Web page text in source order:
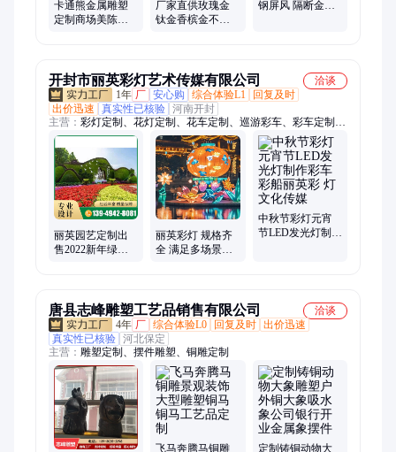
卡通熊金属雕塑
定制商场美陈创
厂家直供玫瑰金
钛金香槟金不锈
钢屏风 隔断金属
开封市丽英彩灯艺术传媒有限公司
洽谈
1年 厂 安心购 综合体验L1
回复及时
出价迅速
真实性已核验 河南开封
主营： 彩灯定制、花灯定制、花车定制、巡游彩车、彩车定制、
工人焊接、手工花灯制作、节日庙会彩灯、国庆节日彩灯、节日
庆典彩车、古镇景区彩灯、非遗手工花灯、十二生肖彩灯、节日
彩灯花灯、灯会灯展策划、夜景装饰花灯、主题景区彩灯、专业
玻璃钢彩车
丽英园艺定制出
售2022新年绿雕
丽英彩灯 规格齐
全 满足多场景需
中秋节彩灯元宵
节LED发光灯制作
唐县志峰雕塑工艺品销售有限公司
洽谈
4年 厂 综合体验L0 回复及时 出价迅速
真实性已核验 河北保定
主营： 雕塑定制、摆件雕塑、铜雕定制
飞马奔腾马铜雕
定制铸铜动物大